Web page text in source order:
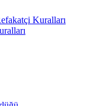
Kuralları